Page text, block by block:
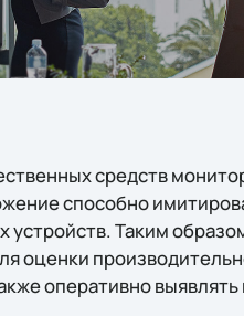
средств
способно
Таким
оценки
оперативно